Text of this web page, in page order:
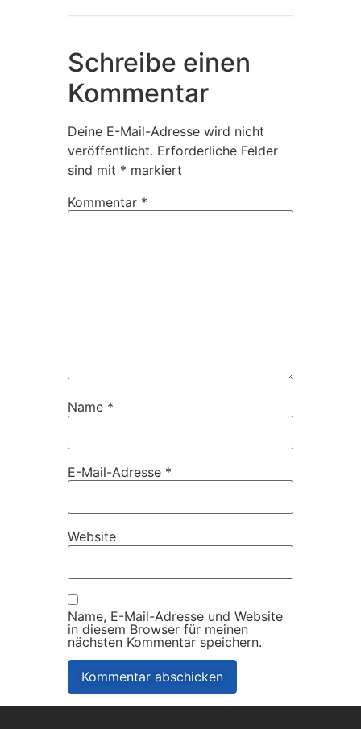
Schreibe einen
Kommentar
Deine E-Mail-Adresse wird nicht
veröffentlicht. Erforderliche Felder
sind mit * markiert
Kommentar *
Name *
E-Mail-Adresse *
Website
Name, E-Mail-Adresse und Website
in diesem Browser für meinen
nächsten Kommentar speichern.